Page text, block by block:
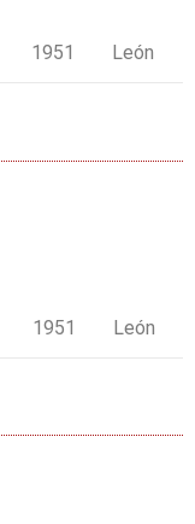
1951 León
1951 León